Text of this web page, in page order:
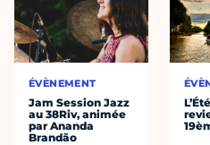
ÉVÈNEMENT
Jam Session Jazz
au 38Riv, animée
par Ananda
Brandão